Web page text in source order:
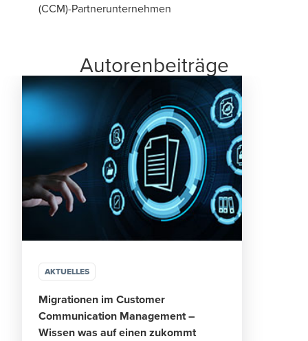
(CCM)-Partnerunternehmen
Autorenbeiträge
AKTUELLES
Migrationen im Customer
Communication Management –
Wissen was auf einen zukommt